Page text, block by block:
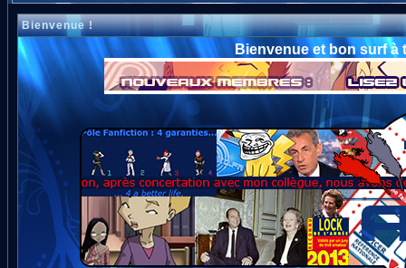
Bienvenue !
Bienvenue et bon surf à